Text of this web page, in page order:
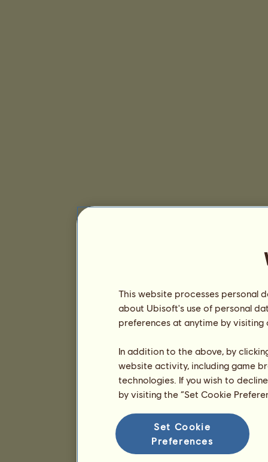
This website processes personal
about Ubisoft's use of personal
preferences at anytime by
In addition to the above, by
website activity, including game
technologies. If you wish to
by visiting the “Set Cookie
Set Cookie
Preferences